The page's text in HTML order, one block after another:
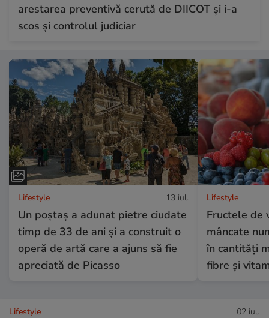
arestarea preventivă cerută de DIICOT și i-a
scos și controlul judiciar
Lifestyle 13 iul.
Un poștaș a adunat pietre ciudate
timp de 33 de ani și a construit o
operă de artă care a ajuns să fie
apreciată de Picasso
Lifestyle
Fructele de
mâncate
în cantități
fibre și
Lifestyle 02 iul.